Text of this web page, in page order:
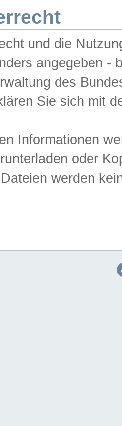
und die
angegeben -
des
Sie sich mit
Informationen
oder
werden